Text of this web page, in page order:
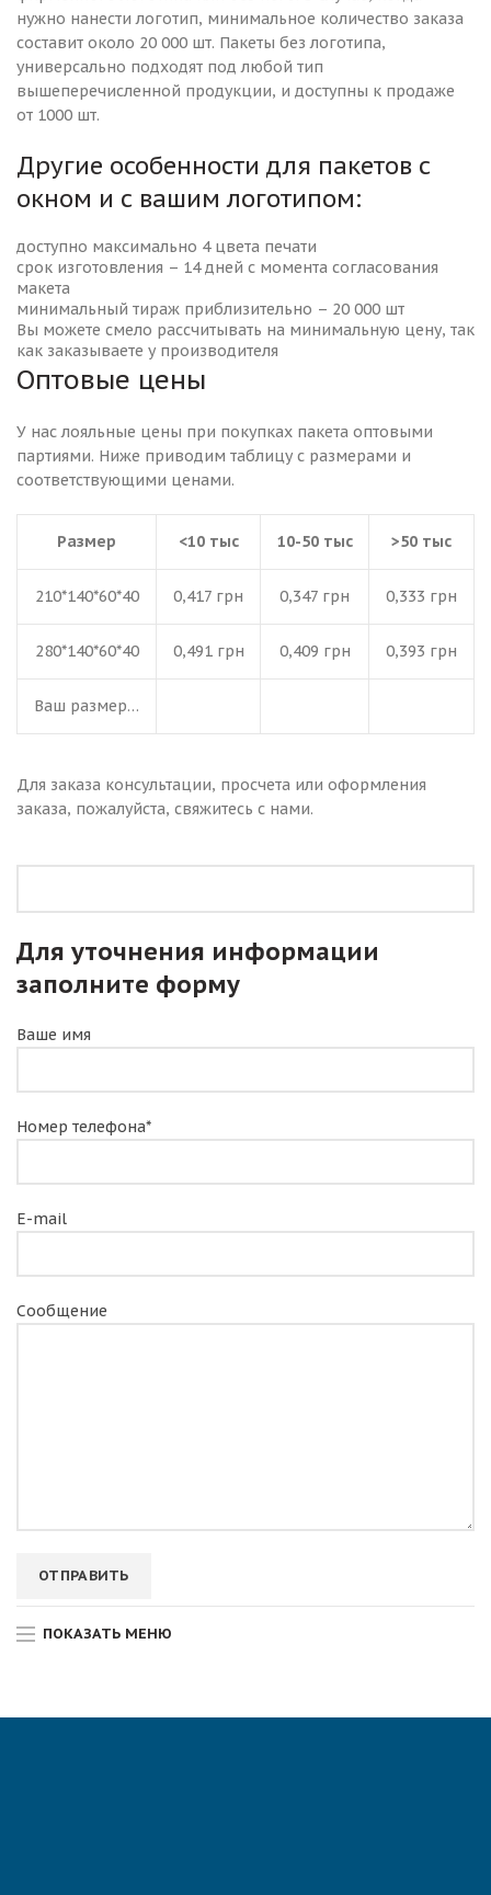
нужно нанести логотип, минимальное количество заказа
составит около 20 000 шт. Пакеты без логотипа,
универсально подходят под любой тип
вышеперечисленной продукции, и доступны к продаже
от 1000 шт.
Другие особенности для пакетов с
окном и с вашим логотипом:
доступно максимально 4 цвета печати
срок изготовления – 14 дней с момента согласования
макета
минимальный тираж приблизительно – 20 000 шт
Вы можете смело рассчитывать на минимальную цену, так
как заказываете у производителя
Оптовые цены
У нас лояльные цены при покупках пакета оптовыми
партиями. Ниже приводим таблицу с размерами и
соответствующими ценами.
Размер <10 тыс 10-50 тыс >50 тыс
210*140*60*40 0,417 грн 0,347 грн 0,333 грн
280*140*60*40 0,491 грн 0,409 грн 0,393 грн
Ваш размер…
Для заказа консультации, просчета или оформления
заказа, пожалуйста, свяжитесь с нами.
Для уточнения информации
заполните форму
Ваше имя
Номер телефона*
E-mail
Сообщение
ПОКАЗАТЬ МЕНЮ